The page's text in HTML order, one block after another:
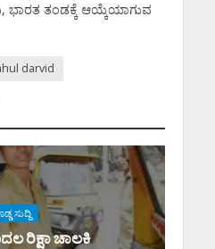
ಭಾರತ ತಂಡಕ್ಕೆ ಆಯ್ಕೆಯಾಗುವ
darvid
ಸುದ್ದಿ
ರಿಕ್ಷಾ ಚಾಲಕಿ‌